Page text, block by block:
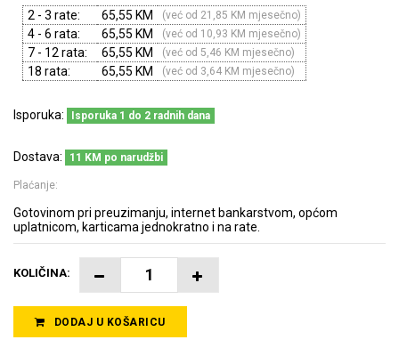
2 - 3 rate:
65,55 KM (već od 21,85 KM mjesečno)
4 - 6 rata: 65,55 KM (već od 10,93 KM mjesečno)
7 - 12 rata: 65,55 KM (već od 5,46 KM mjesečno)
18 rata: 65,55 KM (već od 3,64 KM mjesečno)
Isporuka: Isporuka 1 do 2 radnih dana
Dostava: 11 KM po narudžbi
Plaćanje:
Gotovinom pri preuzimanju, internet bankarstvom, općom
uplatnicom, karticama jednokratno i na rate.
KOLIČINA:
DODAJ U KOŠARICU